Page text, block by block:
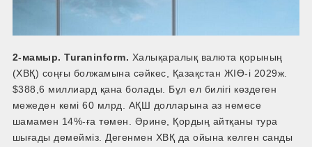
2-мамыр. Turaninform. Халықаралық валюта қорының
(ХВҚ) соңғы болжамына сәйкес, Қазақстан ЖІӨ-і 2029ж.
$388,6 миллиард қана болады. Бұл ел билігі көздеген
межеден кемі 60 млрд. АҚШ долларына аз немесе
шамамен 14%-ға төмен. Әрине, Қордың айтқаны тура
шығады демейміз. Дегенмен ХВҚ да ойына келген санды